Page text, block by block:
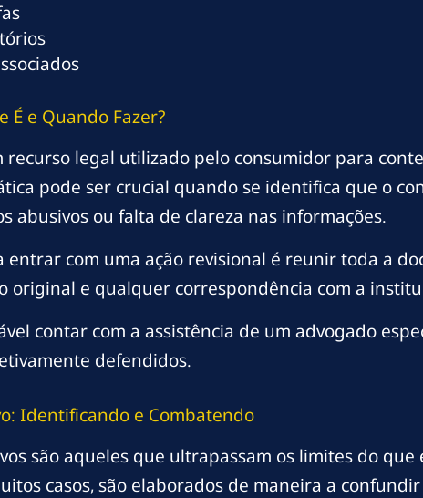
É e Quando Fazer?
recurso legal utilizado pelo consumidor para
pode ser crucial quando se identifica que o
abusivos ou falta de clareza nas informações.
entrar com uma ação revisional é reunir toda a
original e qualquer correspondência com a
contar com a assistência de um advogado
defendidos.
Identificando e Combatendo
são aqueles que ultrapassam os limites do
casos, são elaborados de maneira a